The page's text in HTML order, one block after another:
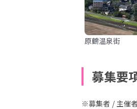
原鶴温泉街
募集要
※募集者 / 主催